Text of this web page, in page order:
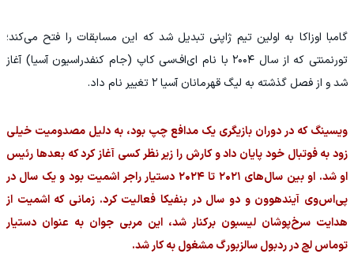
گامبا اوزاکا به اولین تیم ژاپنی تبدیل شد که این مسابقات را فتح می‌کند؛
تورنمنتی که از سال ۲۰۰۴ با نام ای‌اف‌سی کاپ (جام کنفدراسیون آسیا) آغاز
شد و از فصل گذشته به لیگ قهرمانان آسیا ۲ تغییر نام داد.
ویسینگ که در دوران بازیگری یک مدافع چپ بود، به دلیل مصدومیت خیلی
زود به فوتبال خود پایان داد و کارش را زیر نظر کسی آغاز کرد که بعدها رئیس
او شد. او بین سال‌های ۲۰۲۱ تا ۲۰۲۴ دستیار راجر اشمیت بود و یک سال در
پی‌اس‌وی آیندهوون و دو سال در بنفیکا فعالیت کرد. زمانی که اشمیت از
هدایت سرخ‌پوشان لیسبون برکنار شد، این مربی جوان به عنوان دستیار
توماس لچ در ردبول سالزبورگ مشغول به کار شد.